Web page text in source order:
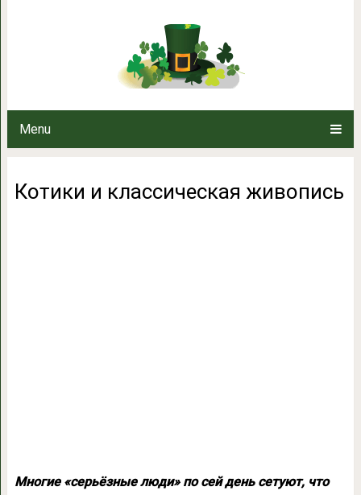
Menu
Котики и классическая живопись
Многие «серьёзные люди» по сей день сетуют, что